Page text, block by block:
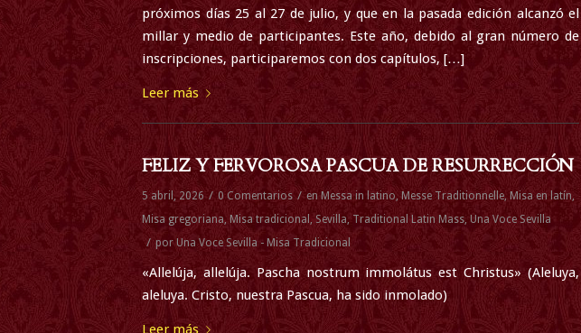
próximos días 25 al 27 de julio, y que en la pasada edición alcanzó el
millar y medio de participantes. Este año, debido al gran número de
inscripciones, participaremos con dos capítulos, […]
Leer más
FELIZ Y FERVOROSA PASCUA DE RESURRECCIÓN
5 abril, 2026 / 0 Comentarios / en Messa in latino, Messe Traditionnelle, Misa en latín,
Misa gregoriana, Misa tradicional , Sevilla,Traditional Latin Mass, Una Voce Sevilla
/ por Una Voce Sevilla - Misa Tradicional
«Allelúja, allelúja. Pascha nostrum immolátus est Christus» (Aleluya,
aleluya. Cristo, nuestra Pascua, ha sido inmolado)
Leer más